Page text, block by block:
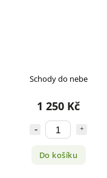
Schody do nebe
1 250 Kč
Do košíku